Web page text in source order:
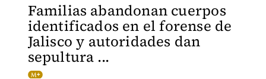
Familias abandonan cuerpos
identificados en el forense de
Jalisco y autoridades dan
sepultura ...